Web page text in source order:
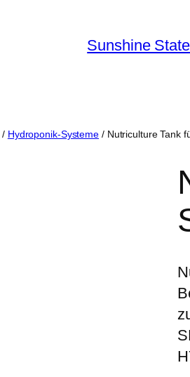
Sunshine
/ Hydroponik-Systeme / Nutriculture Tank